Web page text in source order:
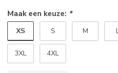
Maak een keuze: *
XS S M
3XL 4XL